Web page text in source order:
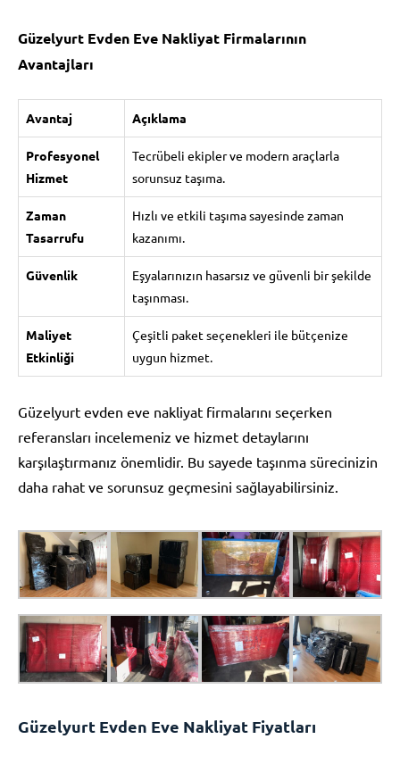
Güzelyurt Evden Eve Nakliyat Firmalarının
Avantajları
Avantaj Açıklama
Profesyonel
Hizmet
Tecrübeli ekipler ve modern araçlarla
sorunsuz taşıma.
Zaman
Tasarrufu
Hızlı ve etkili taşıma sayesinde zaman
kazanımı.
Güvenlik
Eşyalarınızın hasarsız ve güvenli bir şekilde
taşınması.
Maliyet
Etkinliği
Çeşitli paket seçenekleri ile bütçenize
uygun hizmet.
Güzelyurt evden eve nakliyat firmalarını seçerken
referansları incelemeniz ve hizmet detaylarını
karşılaştırmanız önemlidir. Bu sayede taşınma sürecinizin
daha rahat ve sorunsuz geçmesini sağlayabilirsiniz.
Güzelyurt Evden Eve Nakliyat Fiyatları